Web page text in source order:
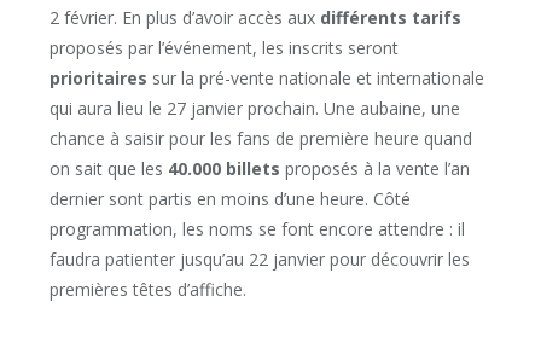
2 février. En plus d’avoir accès aux différents tarifs
proposés par l’événement, les inscrits seront
prioritaires sur la pré-vente nationale et internationale
qui aura lieu le 27 janvier prochain. Une aubaine, une
chance à saisir pour les fans de première heure quand
on sait que les 40.000 billets proposés à la vente l’an
dernier sont partis en moins d’une heure. Côté
programmation, les noms se font encore attendre : il
faudra patienter jusqu’au 22 janvier pour découvrir les
premières têtes d’affiche.